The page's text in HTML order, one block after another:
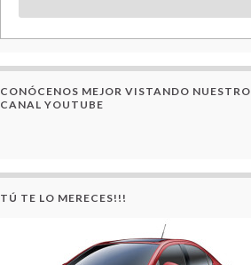
CONÓCENOS MEJOR VISTANDO NUESTRO
CANAL YOUTUBE
TÚ TE LO MERECES!!!